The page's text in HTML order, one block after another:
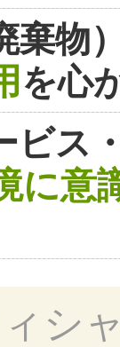
棄物
を心
ビス
に意
シ